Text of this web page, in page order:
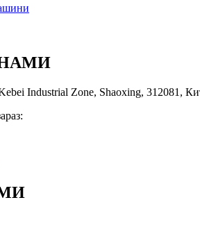
НАМИ
Industrial Zone, Shaoxing, 312081,